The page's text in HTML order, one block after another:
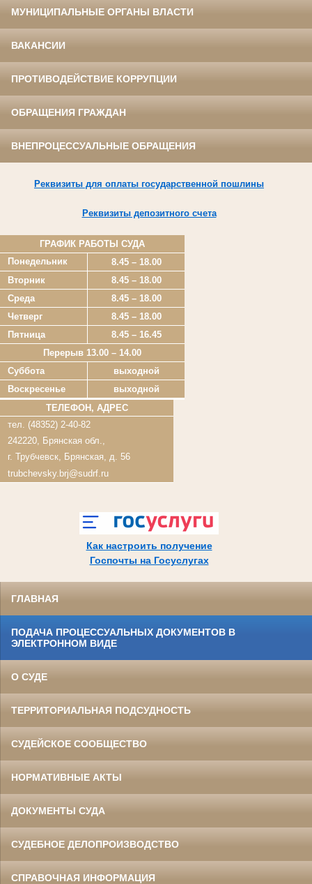
МУНИЦИПАЛЬНЫЕ ОРГАНЫ ВЛАСТИ
ВАКАНСИИ
ПРОТИВОДЕЙСТВИЕ КОРРУПЦИИ
ОБРАЩЕНИЯ ГРАЖДАН
ВНЕПРОЦЕССУАЛЬНЫЕ ОБРАЩЕНИЯ
Реквизиты для оплаты государственной пошлины
Реквизиты депозитного счета
ГРАФИК РАБОТЫ СУДА
Понедельник
8.45 – 18.00
Вторник
8.45 – 18.00
Среда
8.45 – 18.00
Четверг
8.45 – 18.00
Пятница
8.45 – 16.45
Перерыв 13.00 – 14.00
Суббота
выходной
Воскресенье
выходной
ТЕЛЕФОН, АДРЕС
тел. (48352) 2-40-82
242220, Брянская обл.,
г. Трубчевск, Брянская, д. 56
trubchevsky.brj@sudrf.ru
Как настроить получение
Госпочты на Госуслугах
ГЛАВНАЯ
ПОДАЧА ПРОЦЕССУАЛЬНЫХ ДОКУМЕНТОВ В
ЭЛЕКТРОННОМ ВИДЕ
О СУДЕ
ТЕРРИТОРИАЛЬНАЯ ПОДСУДНОСТЬ
СУДЕЙСКОЕ СООБЩЕСТВО
НОРМАТИВНЫЕ АКТЫ
ДОКУМЕНТЫ СУДА
СУДЕБНОЕ ДЕЛОПРОИЗВОДСТВО
СПРАВОЧНАЯ ИНФОРМАЦИЯ